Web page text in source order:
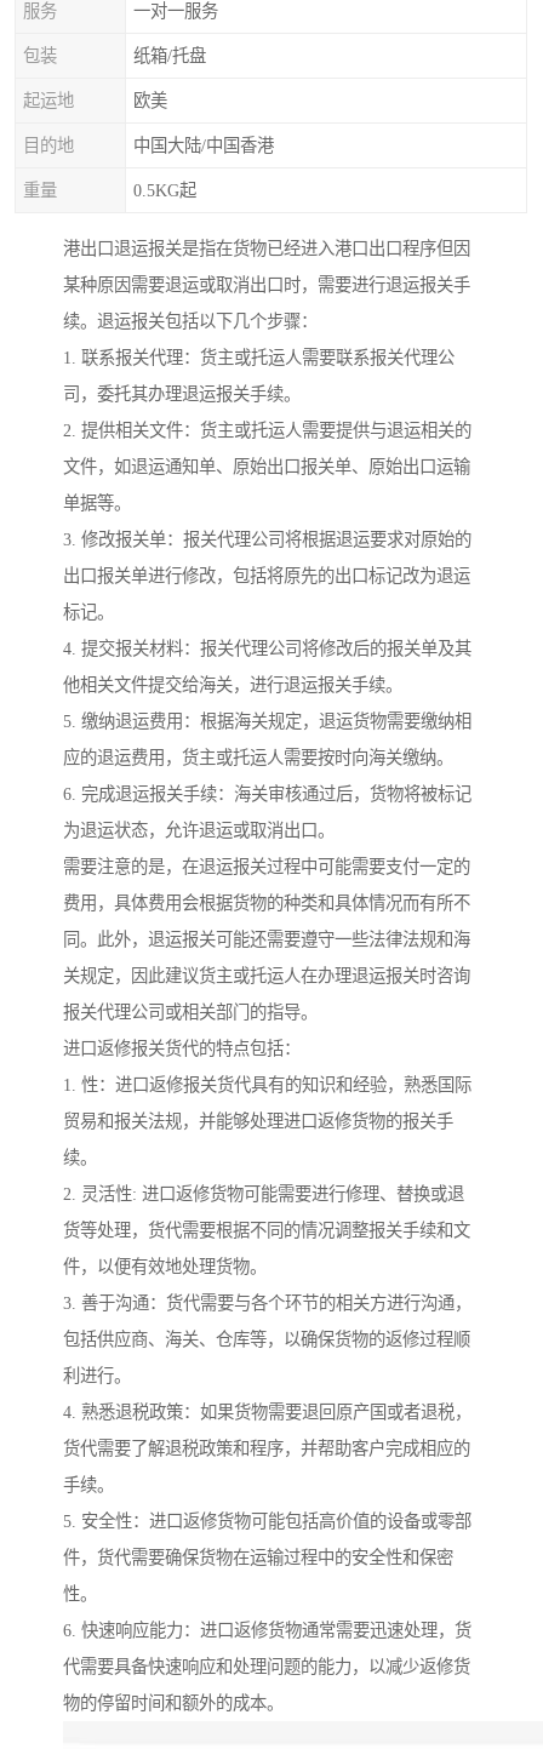
服务 一对一服务
包装 纸箱/托盘
起运地 欧美
目的地 中国大陆/中国香港
重量 0.5KG起
港出口退运报关是指在货物已经进入港口出口程序但因
某种原因需要退运或取消出口时，需要进行退运报关手
续。退运报关包括以下几个步骤：
1. 联系报关代理：货主或托运人需要联系报关代理公
司，委托其办理退运报关手续。
2. 提供相关文件：货主或托运人需要提供与退运相关的
文件，如退运通知单、原始出口报关单、原始出口运输
单据等。
3. 修改报关单：报关代理公司将根据退运要求对原始的
出口报关单进行修改，包括将原先的出口标记改为退运
标记。
4. 提交报关材料：报关代理公司将修改后的报关单及其
他相关文件提交给海关，进行退运报关手续。
5. 缴纳退运费用：根据海关规定，退运货物需要缴纳相
应的退运费用，货主或托运人需要按时向海关缴纳。
6. 完成退运报关手续：海关审核通过后，货物将被标记
为退运状态，允许退运或取消出口。
需要注意的是，在退运报关过程中可能需要支付一定的
费用，具体费用会根据货物的种类和具体情况而有所不
同。此外，退运报关可能还需要遵守一些法律法规和海
关规定，因此建议货主或托运人在办理退运报关时咨询
报关代理公司或相关部门的指导。
进口返修报关货代的特点包括：
1. 性：进口返修报关货代具有的知识和经验，熟悉国际
贸易和报关法规，并能够处理进口返修货物的报关手
续。
2. 灵活性: 进口返修货物可能需要进行修理、替换或退
货等处理，货代需要根据不同的情况调整报关手续和文
件，以便有效地处理货物。
3. 善于沟通：货代需要与各个环节的相关方进行沟通，
包括供应商、海关、仓库等，以确保货物的返修过程顺
利进行。
4. 熟悉退税政策：如果货物需要退回原产国或者退税，
货代需要了解退税政策和程序，并帮助客户完成相应的
手续。
5. 安全性：进口返修货物可能包括高价值的设备或零部
件，货代需要确保货物在运输过程中的安全性和保密
性。
6. 快速响应能力：进口返修货物通常需要迅速处理，货
代需要具备快速响应和处理问题的能力，以减少返修货
物的停留时间和额外的成本。